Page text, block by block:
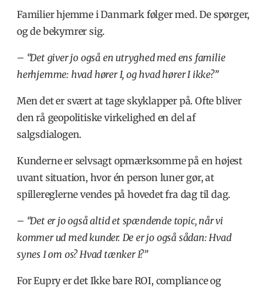
Familier hjemme i Danmark følger med. De spørger,
og de bekymrer sig.
– “Det giver jo også en utryghed med ens familie
herhjemme: hvad hører I, og hvad hører I ikke?”
Men det er svært at tage skyklapper på. Ofte bliver
den rå geopolitiske virkelighed en del af
salgsdialogen.
Kunderne er selvsagt opmærksomme på en højest
uvant situation, hvor én person luner gør, at
spillereglerne vendes på hovedet fra dag til dag.
– “Det er jo også altid et spændende topic, når vi
kommer ud med kunder. De er jo også sådan: Hvad
synes I om os? Hvad tænker I?”
For Eupry er det Ikke bare ROI, compliance og